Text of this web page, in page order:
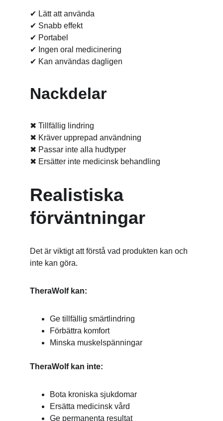
✔ Lätt att använda
✔ Snabb effekt
✔ Portabel
✔ Ingen oral medicinering
✔ Kan användas dagligen
Nackdelar
✖ Tillfällig lindring
✖ Kräver upprepad användning
✖ Passar inte alla hudtyper
✖ Ersätter inte medicinsk behandling
Realistiska
förväntningar
Det är viktigt att förstå vad produkten kan och
inte kan göra.
TheraWolf kan:
Ge tillfällig smärtlindring
Förbättra komfort
Minska muskelspänningar
TheraWolf kan inte:
Bota kroniska sjukdomar
Ersätta medicinsk vård
Ge permanenta resultat